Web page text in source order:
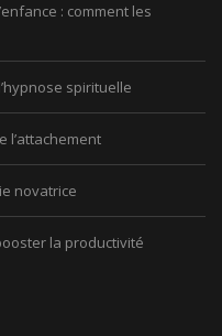
: comment les
spirituelle
l’attachement
novatrice
la productivité